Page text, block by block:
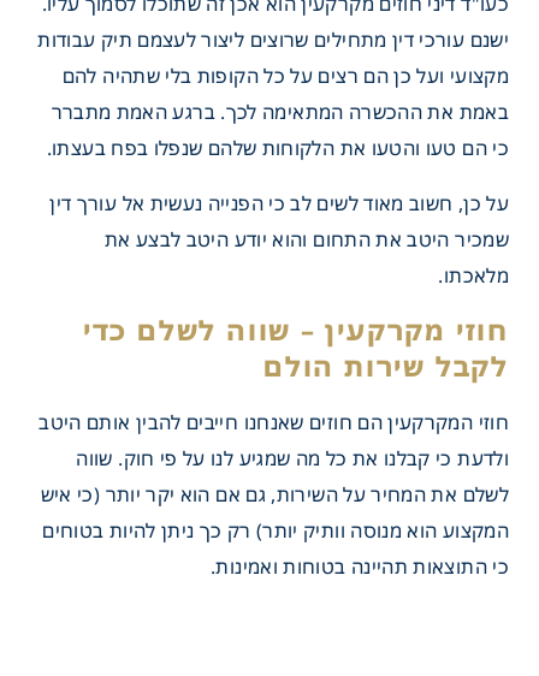
חוזים מקרקעין – פונים
המקצוע הנכון
ישנם עורכי דין מתחילים שרוצים ליצור לעצמם תיק עבודות
מקצועי ועל כן הם רצים על כל הקופות בלי שתהיה להם
באמת את ההכשרה המתאימה לכך. ברגע האמת מתברר
כי הם טעו והטעו את הלקוחות שלהם שנפלו בפח בעצתו.
על כן, חשוב מאוד לשים לב כי הפנייה נעשית אל עורך דין
שמכיר היטב את התחום והוא יודע היטב לבצע את
מלאכתו.
חוזי המקרקעין הם חוזים שאנחנו חייבים להבין אותם היטב
ולדעת כי קבלנו את כל מה שמגיע לנו על פי חוק. שווה
לשלם את המחיר על השירות, גם אם הוא יקר יותר (כי איש
המקצוע הוא מנוסה וותיק יותר) רק כך ניתן להיות בטוחים
כי התוצאות תהיינה בטוחות ואמינות.